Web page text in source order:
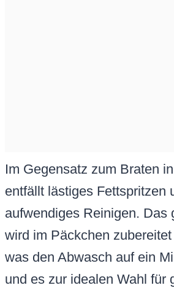
Im Gegensatz zum Braten
entfällt lästiges Fettspritzen
aufwendiges Reinigen. Das
wird im Päckchen
was den Abwasch auf ein
und es zur idealen Wahl für